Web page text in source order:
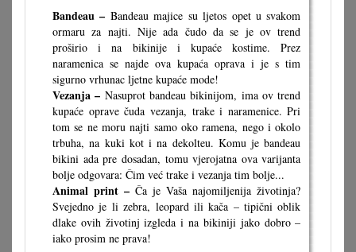
Bandeau – Bandeau majice su ljetos opet u svakom
ormaru za najti. Nije ada čudo da se je ov trend
proširio i na bikinije i kupaće kostime. Prez
naramenica se najde ova kupaća oprava i je s tim
sigurno vrhunac ljetne kupaće mode!
Vezanja – Nasuprot bandeau bikinijom, ima ov trend
kupaće oprave čuda vezanja, trake i naramenice. Pri
tom se ne moru najti samo oko ramena, nego i okolo
trbuha, na kuki kot i na dekolteu. Komu je bandeau
bikini ada pre dosadan, tomu vjerojatna ova varijanta
bolje odgovara: Čim već trake i vezanja tim bolje...
Animal print – Ča je Vaša najomiljenija životinja?
Svejedno je li zebra, leopard ili kača – tipični oblik
dlake ovih životinj izgleda i na bikiniji jako dobro –
iako prosim ne prava!